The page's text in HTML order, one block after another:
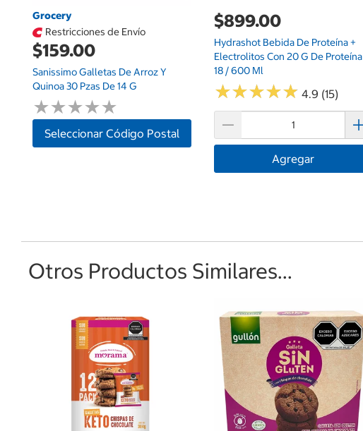
Grocery
Restricciones de Envío
$159.00
Sanissimo Galletas De Arroz Y
Quinoa 30 Pzas De 14 G
★★★★★
★★★★★
Seleccionar Código Postal
$899.00
Hydrashot Bebida De Proteína +
Electrolitos Con 20 G De Proteína
18 / 600 Ml
★★★★★
★★★★★ 4.9 (15)
Agregar
Otros Productos Similares...